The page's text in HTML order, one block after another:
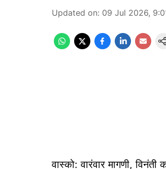
Updated on: 09 Jul 2026,
वास्को: वारंवार मागणी,